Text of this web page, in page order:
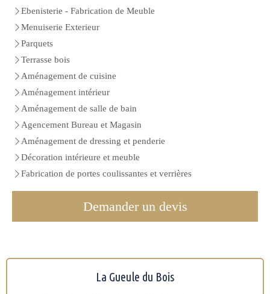
Ebenisterie - Fabrication de Meuble
Menuiserie Exterieur
Parquets
Terrasse bois
Aménagement de cuisine
Aménagement intérieur
Aménagement de salle de bain
Agencement Bureau et Magasin
Aménagement de dressing et penderie
Décoration intérieure et meuble
Fabrication de portes coulissantes et verrières
Demander un devis
La Gueule du Bois